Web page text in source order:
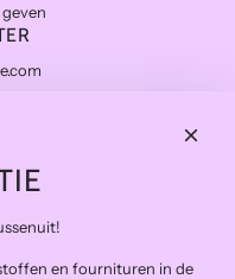
en zo duurzaam mogelijk.
en fournituren in de